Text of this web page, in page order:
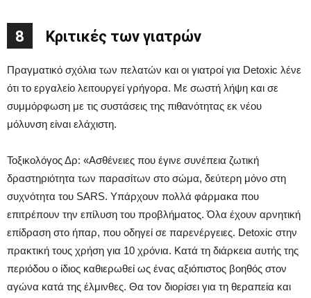
8 Κριτικές των γιατρών
Πραγματικό σχόλια των πελατών και οι γιατροί για Detoxic λένε
ότι το εργαλείο λειτουργεί γρήγορα. Με σωστή λήψη και σε
συμμόρφωση με τις συστάσεις της πιθανότητας εκ νέου
μόλυνση είναι ελάχιστη.
Τοξικολόγος Δρ: «Ασθένειες που έγινε συνέπεια ζωτική
δραστηριότητα των παρασίτων στο σώμα, δεύτερη μόνο στη
συχνότητα του SARS. Υπάρχουν πολλά φάρμακα που
επιτρέπουν την επίλυση του προβλήματος. Όλα έχουν αρνητική
επίδραση στο ήπαρ, που οδηγεί σε παρενέργειες. Detoxic στην
πρακτική τους χρήση για 10 χρόνια. Κατά τη διάρκεια αυτής της
περιόδου ο ίδιος καθιερωθεί ως ένας αξιόπιστος βοηθός στον
αγώνα κατά της έλμινθες. Θα τον διορίσει για τη θεραπεία και